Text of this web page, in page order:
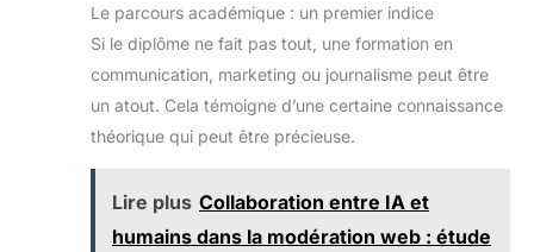
Le parcours académique : un premier indice
Si le diplôme ne fait pas tout, une formation en
communication, marketing ou journalisme peut être
un atout. Cela témoigne d’une certaine connaissance
théorique qui peut être précieuse.
Lire plus Collaboration entre IA et
humains dans la modération web : étude